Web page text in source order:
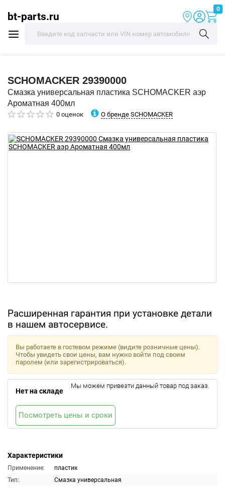
bt-parts.ru
0
SCHOMACKER 29390000
Смазка универсальная пластика SCHOMACKER аэр
Ароматная 400мл
0 оценок О бренде SCHOMACKER
Расширенная гарантия при установке детали
в нашем автосервисе.
Характеристики
Применение:
пластик
Тип:
Смазка универсальная
Вы работаете в гостевом режиме (видите розничные цены).
Чтобы увидеть свои цены, вам нужно войти под своим
паролем (или зарегистрироваться).
Нет на складе
Мы можем привезти данный товар под заказ.
Посмотреть цены и сроки